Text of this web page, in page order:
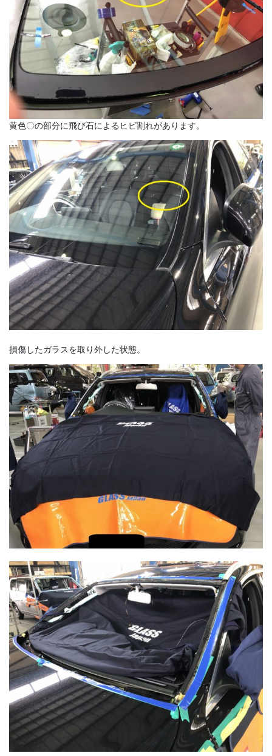
黄色〇の部分に飛び石によるヒビ割れがあります。
損傷したガラスを取り外した状態。